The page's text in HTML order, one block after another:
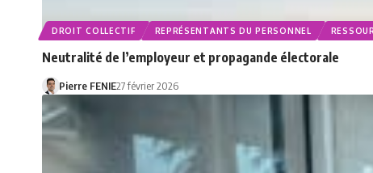
DROIT COLLECTIF REPRÉSENTANTS DU PERSONNEL
Neutralité de l’employeur et propagande électorale
Pierre FENIE27 février 2026